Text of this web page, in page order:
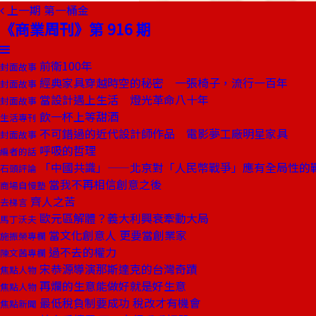
上一期 第一桶金
《商業周刊》第 916 期
封面故事 前衛100年
封面故事 經典家具穿越時空的秘密 一張椅子，流行一百年
封面故事 當設計遇上生活 燈光革命八十年
生活專刊 飲一杯上等甜酒
封面故事 不可錯過的近代設計師作品 電影夢工廠明星家具
編者的話 呼吸的哲理
石頭評論 「中國共識」——北京對「人民幣戰爭」應有全局性的
商場自慢塾 當我不再相信創意之後
去梯言 齊人之苦
馬丁沃夫 歐元區解體？義大利興衰牽動大局
施振榮專欄 當文化創意人 更要當創業家
陳文茜專欄 過不去的權力
焦點人物 宋恭源導演那斯達克的台灣奇蹟
焦點人物 再爛的生意能做好就是好生意
焦點新聞 最低稅負制要成功 稅改才有機會